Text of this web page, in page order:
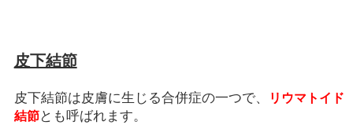
皮下結節
皮下結節は皮膚に生じる合併症の一つで、
リウマトイド
結節とも呼ばれます。